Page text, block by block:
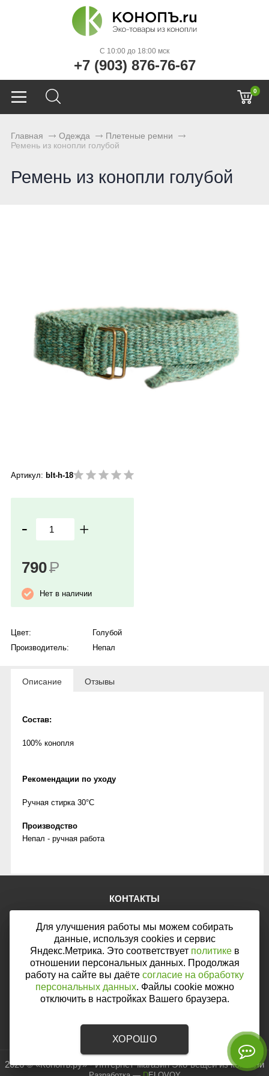
C 10:00 до 18:00 мск
+7 (903) 876-76-67
0
Главная Одежда
Плетеные ремни
Ремень из конопли голубой
Ремень из конопли голубой
Артикул: blt-h-18
- +
790Р
Нет в наличии
Цвет:
Голубой
Производитель:
Непал
Описание Отзывы
Состав:
100% конопля
Рекомендации по уходу
Ручная стирка 30°C
Производство
Непал - ручная работа
КОНТАКТЫ
E-mail:mail@web46.ru
Мы в соцсетях:
Мы принимаем к оплате:
2026 © «Конопъ.ру» - Интернет-магазин Эко-вещей из конопли
Для улучшения работы мы можем собирать
данные, используя cookies и сервис
Яндекс.Метрика. Это соответствует политикев
отношении персональных данных. Продолжая
работу на сайте вы даёте согласие на обработку
персональных данных. Файлы cookie можно
отключить в настройках Вашего браузера.
ХОРОШО